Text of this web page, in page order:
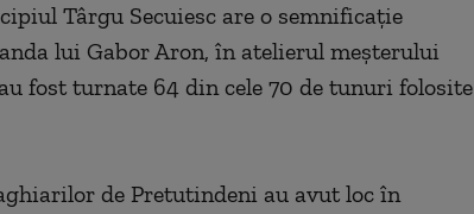
Târgu Secuiesc are o semnificaţie
lui Gabor Aron, în atelierul meşterului
fost turnate 64 din cele 70 de tunuri folosite
de Pretutindeni au avut loc în